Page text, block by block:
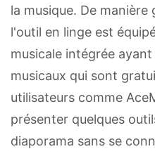
la musique. De manière
l'outil en linge est
musicale intégrée
musicaux qui sont
utilisateurs comme
présenter quelques
diaporama sans se